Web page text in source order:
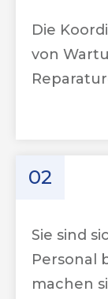
Die
von
02
Sie sind
Personal
machen